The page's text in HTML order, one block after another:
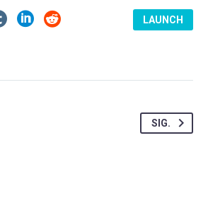
LAUNCH
SIG.